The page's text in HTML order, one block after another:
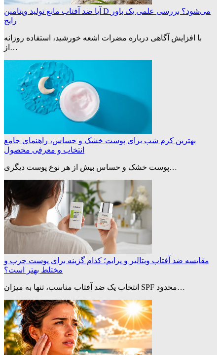
آیا ضد آفتاب مانع تولید ویتامین D می‌شود؟ بررسی علمی یک باور
رایج
با افزایش آگاهی درباره مضرات اشعه خورشید، استفاده روزانه
از…
بهترین کرم شب برای پوست خشک و حساس، راهنمای جامع
انتخاب و معرفی محصول
پوست خشک و حساس بیش از هر نوع پوست دیگری…
مقایسه ضد آفتاب ویتالیر و پرایم؛ کدام گزینه برای پوست چرب و
مختلط بهتر است؟
انتخاب یک ضد آفتاب مناسب، تنها به میزان SPF محدود…